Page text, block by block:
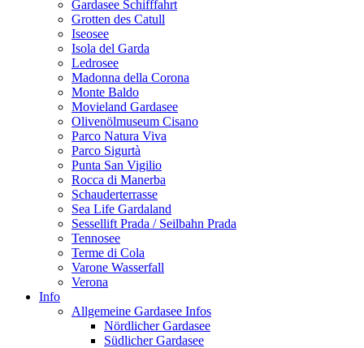
Gardasee Schifffahrt
Grotten des Catull
Iseosee
Isola del Garda
Ledrosee
Madonna della Corona
Monte Baldo
Movieland Gardasee
Olivenölmuseum Cisano
Parco Natura Viva
Parco Sigurtà
Punta San Vigilio
Rocca di Manerba
Schauderterrasse
Sea Life Gardaland
Sessellift Prada / Seilbahn Prada
Tennosee
Terme di Cola
Varone Wasserfall
Verona
Info
Allgemeine Gardasee Infos
Nördlicher Gardasee
Südlicher Gardasee